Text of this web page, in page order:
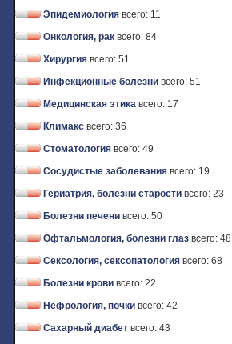
Эпидемиология всего: 11
Онкология, рак всего: 84
Хирургия всего: 51
Инфекционные болезни всего: 51
Медицинская этика всего: 17
Климакс всего: 36
Стоматология всего: 49
Сосудистые заболевания всего: 19
Гериатрия, болезни старости всего: 23
Болезни печени всего: 50
Офтальмология, болезни глаз всего: 48
Сексология, сексопатология всего: 68
Болезни крови всего: 22
Нефрология, почки всего: 42
Сахарный диабет всего: 43